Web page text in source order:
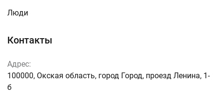
Контакты
Адрес:
100000, Окская область, город Город, проезд Ленина, 1-
б
Люди